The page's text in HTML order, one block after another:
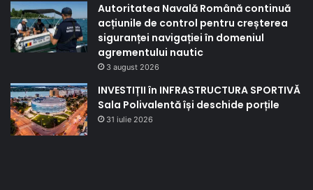
Autoritatea Navală Română continuă
acțiunile de control pentru creșterea
siguranței navigației în domeniul
agrementului nautic
3 august 2026
INVESTIȚII în INFRASTRUCTURA SPORTIVĂ
Sala Polivalentă își deschide porțile
31 iulie 2026